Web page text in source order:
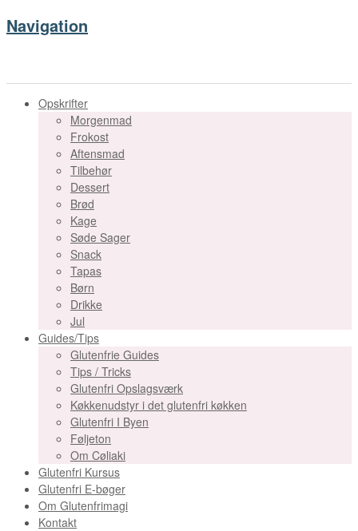
Navigation
Opskrifter
Morgenmad
Frokost
Aftensmad
Tilbehør
Dessert
Brød
Kage
Søde Sager
Snack
Tapas
Børn
Drikke
Jul
Guides/Tips
Glutenfrie Guides
Tips / Tricks
Glutenfri Opslagsværk
Køkkenudstyr i det glutenfri køkken
Glutenfri I Byen
Føljeton
Om Cøliaki
Glutenfri Kursus
Glutenfri E-bøger
Om Glutenfrimagi
Kontakt